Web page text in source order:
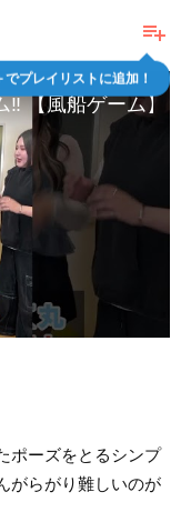
playlist_add
でプレイリストに追加！
‼️ 【風船ゲーム】
ポーズをとるシンプ
がらがり難しいのが